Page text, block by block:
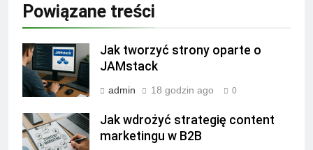
Powiązane treści
Jak tworzyć strony oparte o
JAMstack
admin 18 godzin ago 0
Jak wdrożyć strategię content
marketingu w B2B